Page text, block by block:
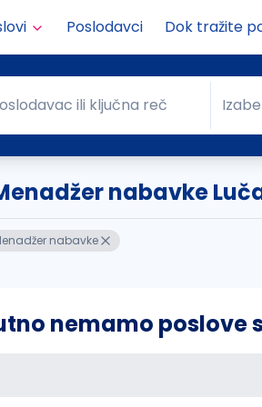
Poslodavci Dok tražite
ili ključna reč
ili ključna reč Grad
nabavke
nabavke
nemamo poslove